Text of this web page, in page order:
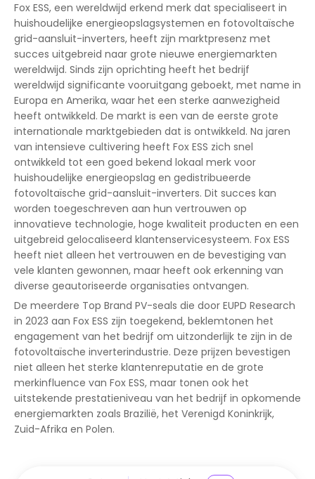
Fox ESS, een wereldwijd erkend merk dat specialiseert in
huishoudelijke energieopslagsystemen en fotovoltaïsche
grid-aansluit-inverters, heeft zijn marktpresenz met
succes uitgebreid naar grote nieuwe energiemarkten
wereldwijd. Sinds zijn oprichting heeft het bedrijf
wereldwijd significante vooruitgang geboekt, met name in
Europa en Amerika, waar het een sterke aanwezigheid
heeft ontwikkeld. De markt is een van de eerste grote
internationale marktgebieden dat is ontwikkeld. Na jaren
van intensieve cultivering heeft Fox ESS zich snel
ontwikkeld tot een goed bekend lokaal merk voor
huishoudelijke energieopslag en gedistribueerde
fotovoltaïsche grid-aansluit-inverters. Dit succes kan
worden toegeschreven aan hun vertrouwen op
innovatieve technologie, hoge kwaliteit producten en een
uitgebreid gelocaliseerd klantenservicesysteem. Fox ESS
heeft niet alleen het vertrouwen en de bevestiging van
vele klanten gewonnen, maar heeft ook erkenning van
diverse geautoriseerde organisaties ontvangen.
De meerdere Top Brand PV-seals die door EUPD Research
in 2023 aan Fox ESS zijn toegekend, beklemtonen het
engagement van het bedrijf om uitzonderlijk te zijn in de
fotovoltaïsche inverterindustrie. Deze prijzen bevestigen
niet alleen het sterke klantenreputatie en de grote
merkinfluence van Fox ESS, maar tonen ook het
uitstekende prestatieniveau van het bedrijf in opkomende
energiemarkten zoals Brazilië, het Verenigd Koninkrijk,
Zuid-Afrika en Polen.